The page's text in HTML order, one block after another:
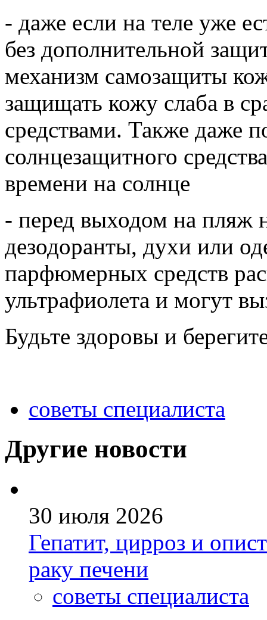
- даже если на теле уже
без дополнительной
механизм самозащиты
защищать кожу слаба в
средствами. Также даже
солнцезащитного
времени на солнце
- перед выходом на пляж
дезодоранты, духи или
парфюмерных средств
ультрафиолета и могут
Будьте здоровы и
советы специалиста
Другие новости
30 июля 2026
Гепатит, цирроз и
раку печени
советы специалиста